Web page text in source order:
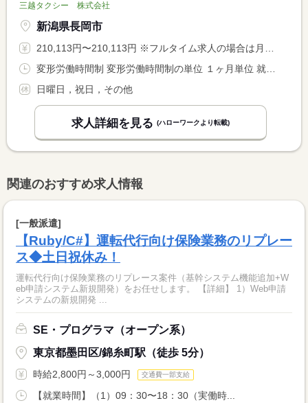
三越タクシー 株式会社
新潟県長岡市
210,113円〜210,113円 ※フルタイム求人の場合は月額（換算額）、パート求人の場合は時間額を表示しています。
日曜日，祝日，その他
求人詳細を見る (ハローワークより転載)
関連のおすすめ求人情報
[一般派遣]
【Ruby/C#】運転代行向け保険業務のリプレー
ス◆土日祝休み！
運転代行向け保険業務のリプレース案件（基幹システム機能追加+W
eb申請システム新規開発）をお任せします。 【詳細】 1）Web申請
システムの新規開発 ...
SE・プログラマ（オープン系）
東京都墨田区/錦糸町駅（徒歩 5分）
時給2,800円～3,000円 交通費一部支給
【就業時間】（1）09：30〜18：30（実働時...